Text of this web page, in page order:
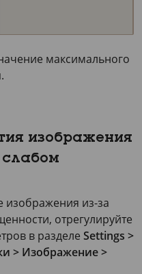
максимального
изображения
из-за
отрегулируйте
в разделе Settings >
> Изображение >